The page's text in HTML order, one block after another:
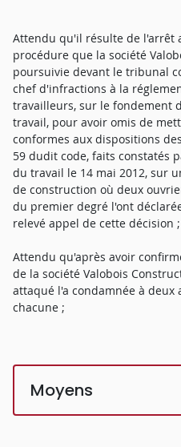
Attendu qu'il résulte de l'arrêt
procédure que la société
poursuivie devant le tribunal
chef d'infractions à la
travailleurs, sur le fondement
travail, pour avoir omis de
conformes aux dispositions
59 dudit code, faits constatés
du travail le 14 mai 2012, sur
de construction où deux
du premier degré l'ont
relevé appel de cette décision ;
Attendu qu'après avoir
de la société Valobois
attaqué l'a condamnée à deux
chacune ;
Moyens